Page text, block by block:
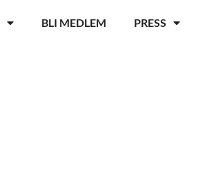
BLI MEDLEM PRESS